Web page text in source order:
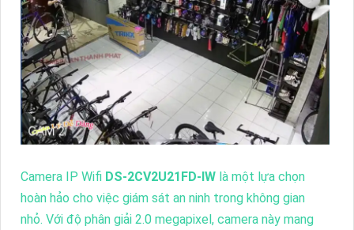
Camera IP Wifi DS-2CV2U21FD-IW là một lựa chọn
hoàn hảo cho việc giám sát an ninh trong không gian
nhỏ. Với độ phân giải 2.0 megapixel, camera này mang